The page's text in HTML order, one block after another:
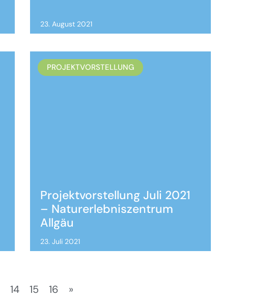
23. August 2021
PROJEKTVORSTELLUNG
Projektvorstellung Juli 2021
– Naturerlebniszentrum
Allgäu
23. Juli 2021
14 15 16 »